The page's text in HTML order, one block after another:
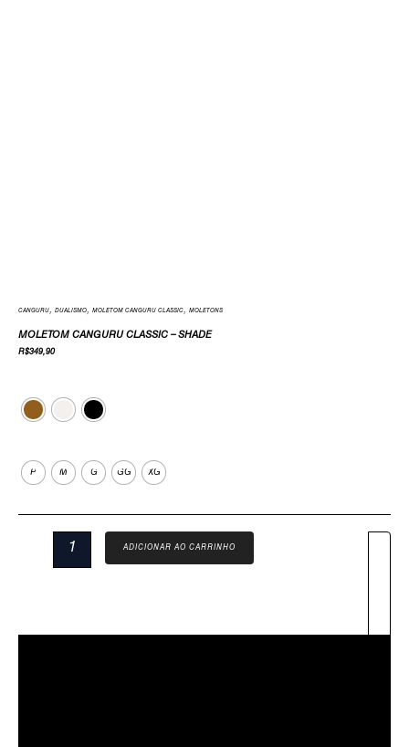
CANGURU, DUALISMO, MOLETOM CANGURU CLASSIC, MOLETONS
MOLETOM CANGURU CLASSIC – SHADE
R$349,90
P M G GG XG
ADICIONAR AO CARRINHO